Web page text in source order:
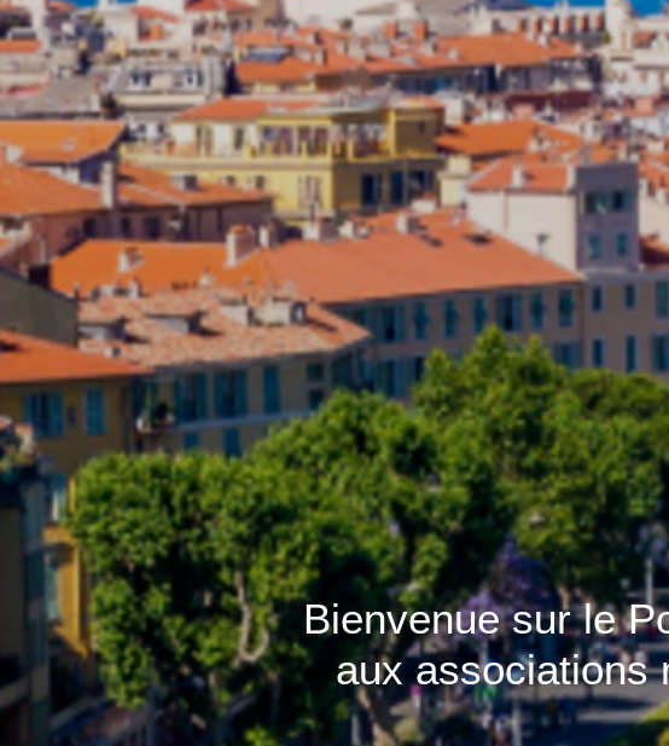
Bienvenue sur le
aux associations